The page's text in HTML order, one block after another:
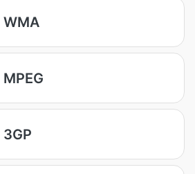
WMA
3GP